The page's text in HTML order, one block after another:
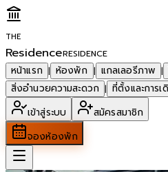
THE
ResidenceRESIDENCE
หน้าแรก | ห้องพัก | แกลเลอรีภาพ |
สิ่งอำนวยความสะดวก | ที่ตั้งและการเ
เข้าสู่ระบบ
สมัครสมาชิก
จองห้องพัก